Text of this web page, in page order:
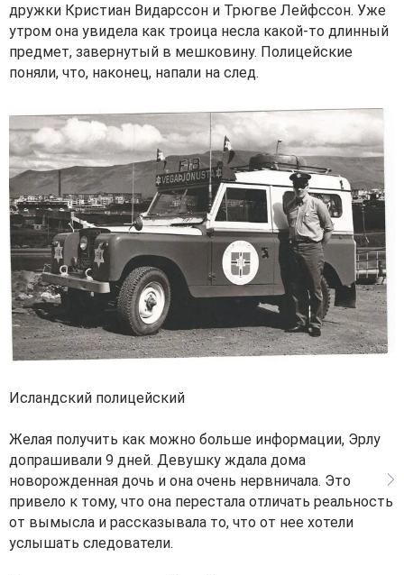
дружки Кристиан Видарссон и Трюгве Лейфссон. Уже
утром она увидела как троица несла какой-то длинный
предмет, завернутый в мешковину. Полицейские
поняли, что, наконец, напали на след.
Исландский полицейский
Желая получить как можно больше информации, Эрлу
допрашивали 9 дней. Девушку ждала дома
новорожденная дочь и она очень нервничала. Это
привело к тому, что она перестала отличать реальность
от вымысла и рассказывала то, что от нее хотели
услышать следователи.